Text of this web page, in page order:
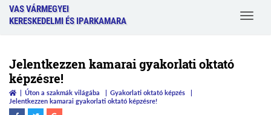
VAS VÁRMEGYEI
KERESKEDELMI ÉS IPARKAMARA
Toggle
Jelentkezzen kamarai gyakorlati oktató
képzésre!
Úton a szakmák világába
Gyakorlati oktató képzés
Jelentkezzen kamarai gyakorlati oktató képzésre!